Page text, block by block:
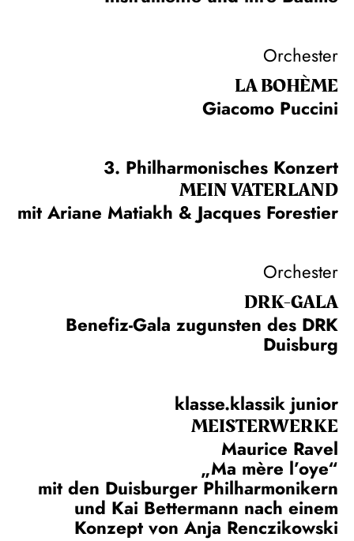
Orchester
LA BOHÈME
Giacomo Puccini
3. Philharmonisches Konzert
MEIN VATERLAND
mit Ariane Matiakh & Jacques Forestier
Orchester
DRK-GALA
Benefiz-Gala zugunsten des DRK
Duisburg
klasse.klassik junior
MEISTERWERKE
Maurice Ravel
„Ma mère l’oye“
mit den Duisburger Philharmonikern
und Kai Bettermann nach einem
Konzept von Anja Renczikowski